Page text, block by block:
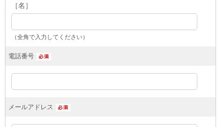
［名］
（全角で入力してください）
電話番号
メールアドレス